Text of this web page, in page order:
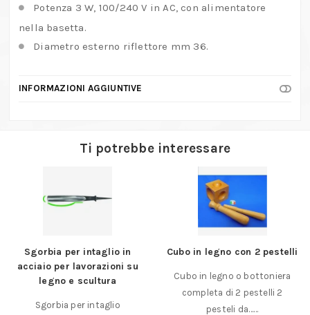
Potenza 3 W, 100/240 V in AC, con alimentatore
nella basetta.
Diametro esterno riflettore mm 36.
INFORMAZIONI AGGIUNTIVE
Ti potrebbe interessare
Sgorbia per intaglio in
acciaio per lavorazioni su
legno e scultura
Sgorbia per intaglio
Cubo in legno con 2 pestelli
Cubo in legno o bottoniera
completa di 2 pestelli 2
pesteli da……